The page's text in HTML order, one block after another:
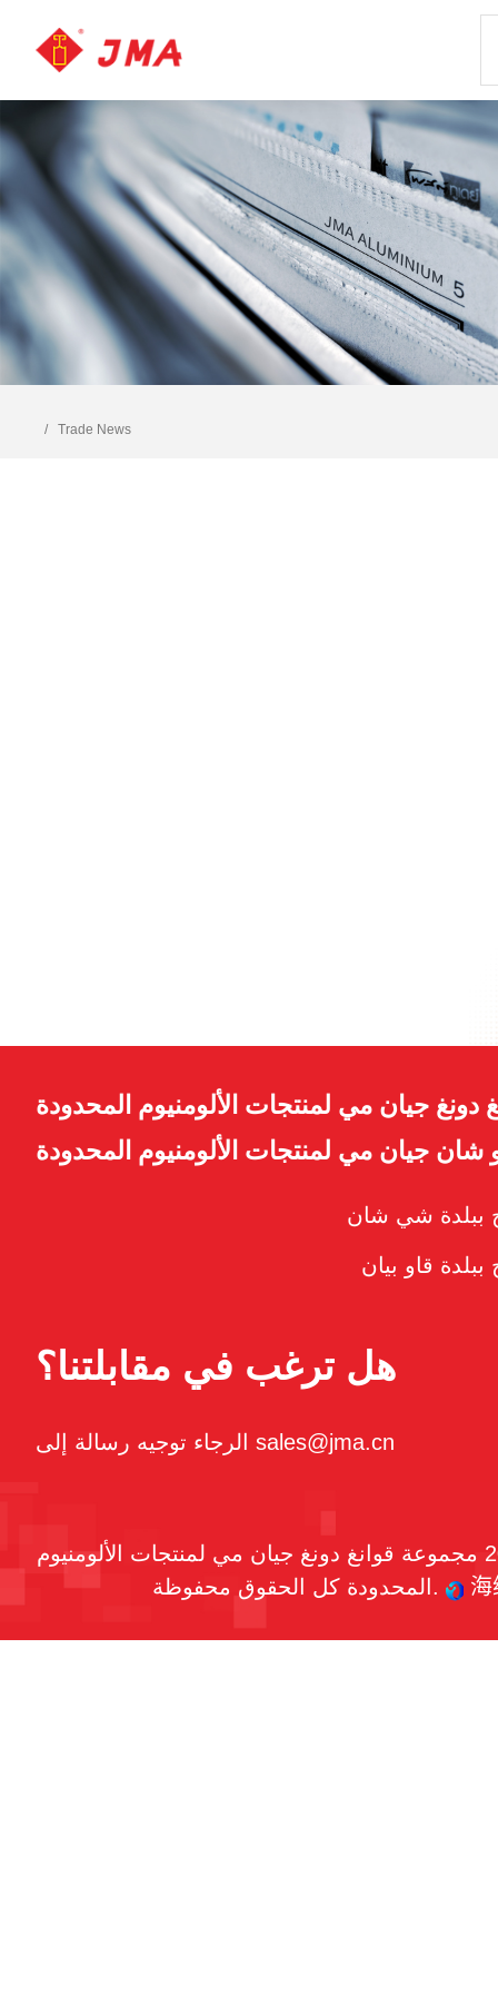
Trade News
دونغ جيان مي لمنتجات الألومنيوم المحدودة
جيان مي لمنتجات الألومنيوم المحدودة
ببلدة شي شان
ببلدة قاو بيان
هل ترغب في مقابلتنا؟
الرجاء توجيه رسالة إلى sales@jma.cn
حقوق النشر © 2026 مجموعة قوانغ دونغ جيان مي لمنتجات الألومنيوم
المحدودة كل الحقوق محفوظة.
海